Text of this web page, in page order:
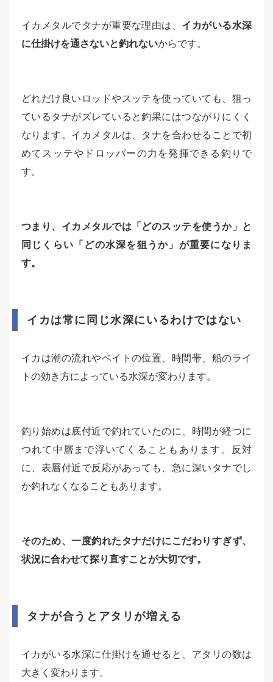
イカメタルでタナが重要な理由は、 イカがいる水深
に仕掛けを通さないと釣れないからです。
どれだけ良いロッドやスッテを使っていても、狙っ
ているタナがズレていると釣果にはつながりにくく
なります。イカメタルは、タナを合わせることで初
めてスッテやドロッパーの力を発揮できる釣りで
す。
つまり、イカメタルでは「どのスッテを使うか」と
同じくらい「どの水深を狙うか」が重要になりま
す。
イカは常に同じ水深にいるわけではない
イカは潮の流れやベイトの位置、時間帯、船のライ
トの効き方によっている水深が変わります。
釣り始めは底付近で釣れていたのに、時間が経つに
つれて中層まで浮いてくることもあります。反対
に、表層付近で反応があっても、急に深いタナでし
か釣れなくなることもあります。
そのため、一度釣れたタナだけにこだわりすぎず、
状況に合わせて探り直すことが大切です。
タナが合うとアタリが増える
イカがいる水深に仕掛けを通せると、アタリの数は
大きく変わります。